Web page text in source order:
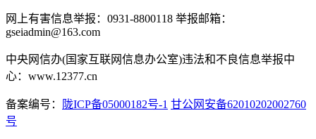
网上有害信息举报：0931-8800118 举报邮箱：
gseiadmin@163.com
中央网信办(国家互联网信息办公室)违法和不良信息举报中
心：www.12377.cn
备案编号： 陇ICP备05000182号-1 甘公网安备62010202002760
号